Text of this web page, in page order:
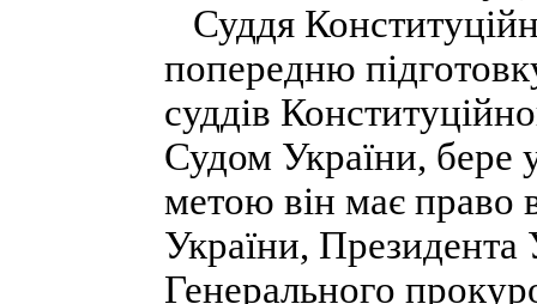
Суддя
попередню
суддів
Судом України, бере
метою він має право
України, Президента
Генерального